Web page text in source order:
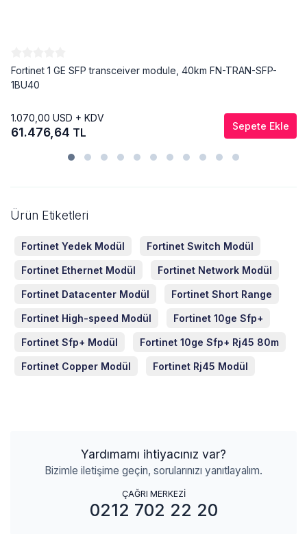
Fortinet 1 GE SFP transceiver module, 40km FN-TRAN-SFP-
1BU40
1.070,00 USD + KDV
61.476,64 TL Sepete Ekle
Ürün Etiketleri
Fortinet Yedek Modül Fortinet Switch Modül
Fortinet Ethernet Modül Fortinet Network Modül
Fortinet Datacenter Modül Fortinet Short Range
Fortinet High-speed Modül Fortinet 10ge Sfp+
Fortinet Sfp+ Modül Fortinet 10ge Sfp+ Rj45 80m
Fortinet Copper Modül Fortinet Rj45 Modül
Yardımamı ihtiyacınız var?
Bizimle iletişime geçin, sorularınızı yanıtlayalım.
ÇAĞRI MERKEZİ
0212 702 22 20